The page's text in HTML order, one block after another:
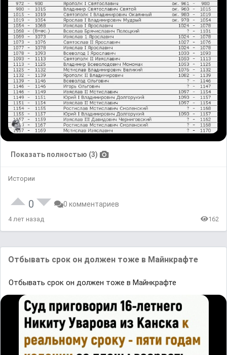
Показать полностью (3)
Истории
0 0 комментариев
4 лет назад 162
Отбывать срок он должен тоже в Майнкрафте
Отбывать срок он должен тоже в Майнкрафте